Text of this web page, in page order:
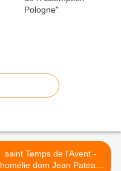
saint Temps de l'Avent -
homélie dom Jean Pateau